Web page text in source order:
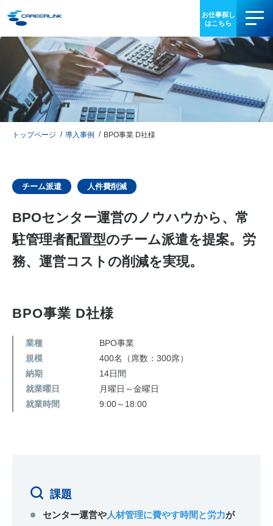
事業内容
導入事例
お役立ち情報
IR情報
採用情報
トップページ 導入事例 BPO事業 D社様
チーム派遣 人件費削減
BPOセンター運営のノウハウから、常
駐管理者配置型のチーム派遣を提案。労
務、運営コストの削減を実現。
BPO事業 D社様
業種
BPO事業
規模
400名（席数：300席）
納期
14日間
就業曜日
月曜日～金曜日
就業時間
9:00～18:00
課題
センター運営や人材管理に費やす時間と労力が